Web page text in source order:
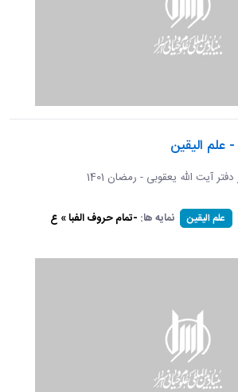
علم الیقین
آیت الله یعقوبی - رمضان 1401
علم الیقین نمایه ها: -تمام حروف الفبا » ع